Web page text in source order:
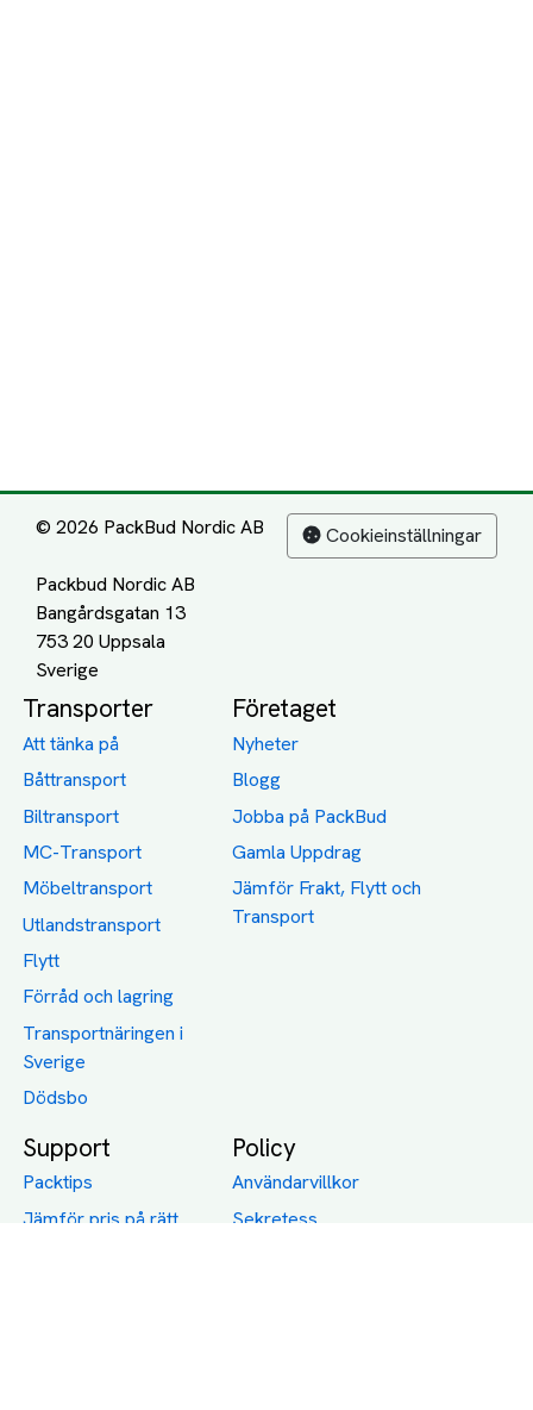
© 2026 PackBud Nordic AB
Packbud Nordic AB
Bangårdsgatan 13
753 20 Uppsala
Cookieinställningar
Transporter
Att tänka på
Båttransport
Biltransport
MC-Transport
Möbeltransport
Utlandstransport
Flytt
Förråd och lagring
Transportnäringen i
Sverige
Dödsbo
Företaget
Nyheter
Blogg
Jobba på PackBud
Gamla Uppdrag
Jämför Frakt, Flytt och
Transport
Support
Packtips
Jämför pris på rätt
Policy
Användarvillkor
Sekretess